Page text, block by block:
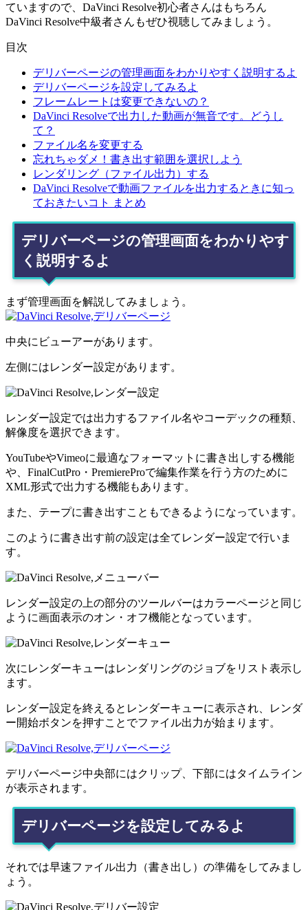
ていますので、DaVinci Resolve初心者さんはもちろん
DaVinci Resolve中級者さんもぜひ視聴してみましょう。
目次
デリバーページの管理画面をわかりやすく説明するよ
デリバーページを設定してみるよ
フレームレートは変更できないの？
DaVinci Resolveで出力した動画が無音です。どうし
て？
ファイル名を変更する
忘れちゃダメ！書き出す範囲を選択しよう
レンダリング（ファイル出力）する
DaVinci Resolveで動画ファイルを出力するときに知っ
ておきたいコト まとめ
デリバーページの管理画面をわかりやす
く説明するよ
まず管理画面を解説してみましょう。
中央にビューアーがあります。
左側にはレンダー設定があります。
レンダー設定では出力するファイル名やコーデックの種類、
解像度を選択できます。
YouTubeやVimeoに最適なフォーマットに書き出しする機能
や、FinalCutPro・PremiereProで編集作業を行う方のために
XML形式で出力する機能もあります。
また、テープに書き出すこともできるようになっています。
このように書き出す前の設定は全てレンダー設定で行いま
す。
レンダー設定の上の部分のツールバーはカラーページと同じ
ように画面表示のオン・オフ機能となっています。
次にレンダーキューはレンダリングのジョブをリスト表示し
ます。
レンダー設定を終えるとレンダーキューに表示され、レンダ
ー開始ボタンを押すことでファイル出力が始まります。
デリバーページ中央部にはクリップ、下部にはタイムライン
が表示されます。
デリバーページを設定してみるよ
それでは早速ファイル出力（書き出し）の準備をしてみまし
ょう。